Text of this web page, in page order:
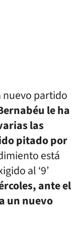
nuevo partido
le ha
las
pitado por
está
al ‘9’
ante el
un nuevo